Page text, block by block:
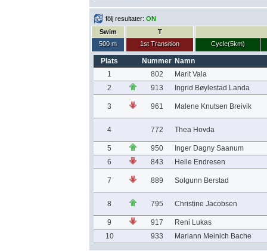
följ resultater: ON
Swim
500 m
T
1st Transition
Cycle(5km)
Plats Nummer Namn
1
802
Marit Vala
2
913 Ingrid Bøylestad Landa
3 961 Malene Knutsen Breivik
4 772 Thea Hovda
5 950
Inger Dagny Saanum
6
843 Helle Endresen
7 889 Solgunn Berstad
8 795 Christine Jacobsen
9 917
Reni Lukas
10
933 Mariann Meinich Bache